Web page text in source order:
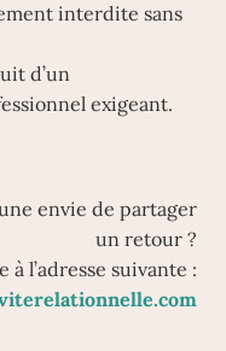
interdite sans
d’un
exigeant.
envie de partager
un retour ?
l’adresse suivante :